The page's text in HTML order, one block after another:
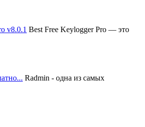
v8.0.1 Best Free Keylogger Pro — это
Radmin - одна из самых